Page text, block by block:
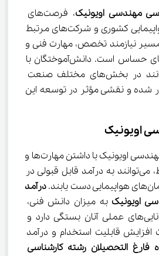
مهندسی اویونیک
، فرصت‌های
مناسبی در سازمان هواپیمایی کشوری و شرکت‌های مرتبط
نیازمند تخصص، مهارت فنی و
توانایی کار در محیط‌های حساس است. دانش‌آموختگان با
توانمندی کافی می‌توانند در بخش‌های مختلف صنعت
شده و نقشی مؤثر در توسعه این
اویونیک
فارغ‌التحصیلان رشته مهندسی اویونیک با داشتن مهارت‌ها و
مدارک تخصصی مرتبط، می‌توانند به درآمد قابل قبولی در
درآمد
اویونیک به میزان دانش فنی،
مدارک تخصصی و توانایی‌های عملی آنان بستگی دارد و
افزایش قابلیت استخدام و درآمد
فارغ التحصیلان رشته کارشناسی